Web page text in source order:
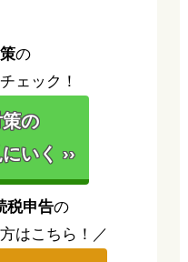
の
ェック！
の
いく ››
税申告の
はこちら！／